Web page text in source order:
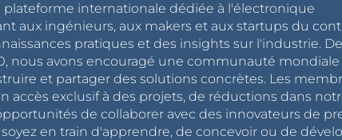
plateforme internationale dédiée à l'électronique
aux ingénieurs, aux makers et aux startups du
pratiques et des insights sur l'industrie.
nous avons encouragé une communauté mondiale
et partager des solutions concrètes. Les
accès exclusif à des projets, de réductions dans
de collaborer avec des innovateurs de
soyez en train d'apprendre, de concevoir ou de